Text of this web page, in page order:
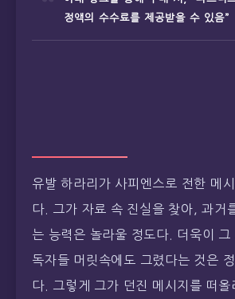
정액의 수수료를 제공받을 수 있음”
유발 하라리가 사피엔스로 전한 메
다. 그가 자료 속 진실을 찾아, 과거
는 능력은 놀라울 정도다. 더욱이 그
독자들 머릿속에도 그렸다는 것은
다. 그렇게 그가 던진 메시지를 떠올